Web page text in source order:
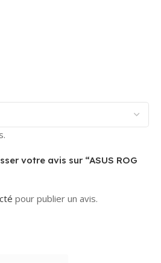
votre avis sur “ASUS ROG
pour publier un avis.